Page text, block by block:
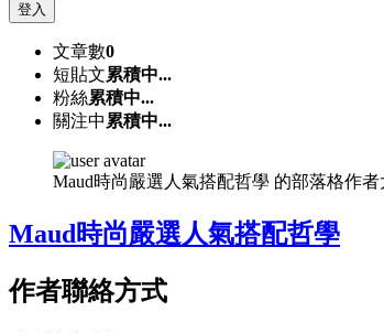
登入
文章數0
短貼文累積中...
粉絲累積中...
關注中 累積中...
Maud時尚嚴選人氣搭配哲學 的部落格作者
Maud時尚嚴選人氣搭配哲學
作者聯絡方式